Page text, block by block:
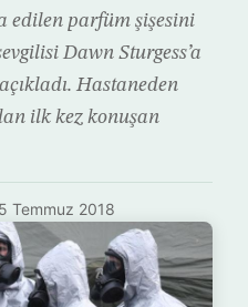
edilen parfüm şişesini
Dawn Sturgess’a
Hastaneden
ilk kez konuşan
Temmuz 2018